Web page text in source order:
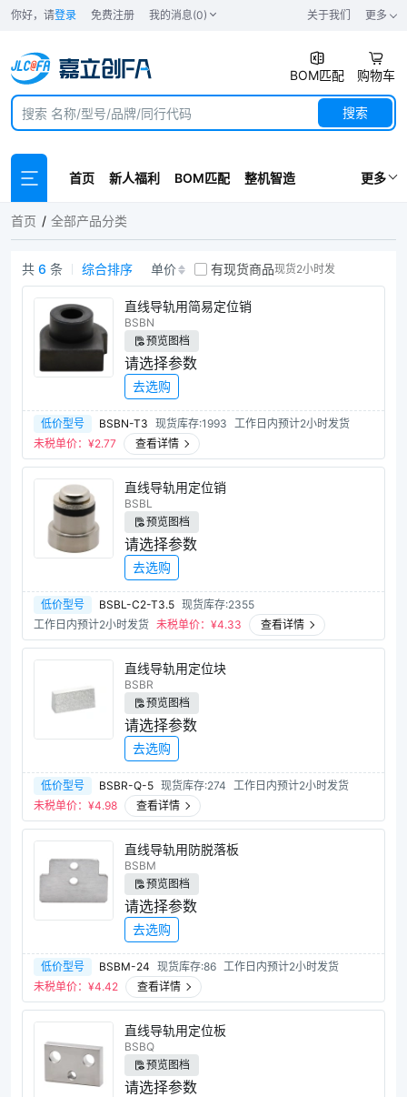
你好，请登录 免费注册 我的消息(0) 关于我们 更多
BOM匹配 购物车
搜索
首页 新人福利 BOM匹配 整机智造 更多
1479151206083431
首页 全部产品分类
1479151206083431商品列表
共 6 条 综合排序 单价 有现货商品现货2小时发
直线导轨用简易定位销
BSBN
预览图档
请选择参数
去选购
低价型号 BSBN-T3 现货库存:1993 工作日内预计2小时发货
未税单价：¥2.77 查看详情
直线导轨用定位销
BSBL
预览图档
请选择参数
去选购
低价型号 BSBL-C2-T3.5 现货库存:2355
工作日内预计2小时发货 未税单价：¥4.33 查看详情
直线导轨用定位块
BSBR
预览图档
请选择参数
去选购
低价型号 BSBR-Q-5 现货库存:274 工作日内预计2小时发货
未税单价：¥4.98 查看详情
直线导轨用防脱落板
BSBM
预览图档
请选择参数
去选购
低价型号 BSBM-24 现货库存:86 工作日内预计2小时发货
未税单价：¥4.42 查看详情
直线导轨用定位板
BSBQ
预览图档
请选择参数